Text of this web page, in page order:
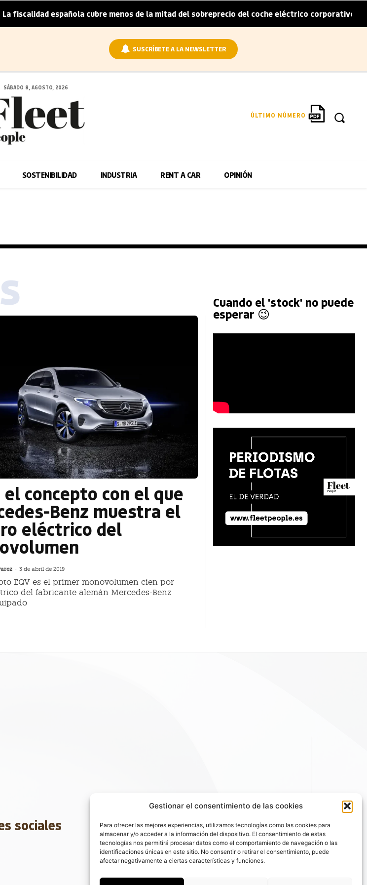
Gestionar el consentimiento de las cookies
Para ofrecer las mejores experiencias, utilizamos tecnologías como las cookies para
almacenar y/o acceder a la información del dispositivo. El consentimiento de estas
tecnologías nos permitirá procesar datos como el comportamiento de navegación o las
identificaciones únicas en este sitio. No consentir o retirar el consentimiento, puede
afectar negativamente a ciertas características y funciones.
fiscalidad española cubre menos de la mitad del sobreprecio del coche eléctrico corporativo |
SUSCRÍBETE A LA NEWSLETTER
SÁBADO 8, AGOSTO, 2026
ÚLTIMO NÚMERO
SOSTENIBILIDAD INDUSTRIA RENT A CAR OPINIÓN
el concepto con el que
Benz muestra el
eléctrico del
- 3 de abril de 2019
EQV es el primer monovolumen cien por
del fabricante alemán Mercedes-Benz
Cuando el 'stock' no puede
esperar 😉
sociales